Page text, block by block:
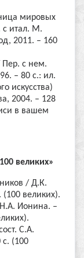
мировых
с итал. М.
2011. – 160
с нем.
– 80 с.: ил.
искусства)
2004. – 128
в вашем
великих»
/ Д.К.
великих).
Н.А. Ионина. –
С.А.
(100